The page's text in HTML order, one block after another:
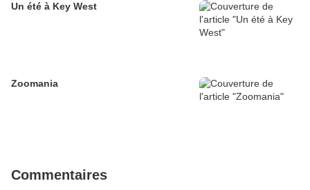
Un été à Key West
Zoomania
Commentaires